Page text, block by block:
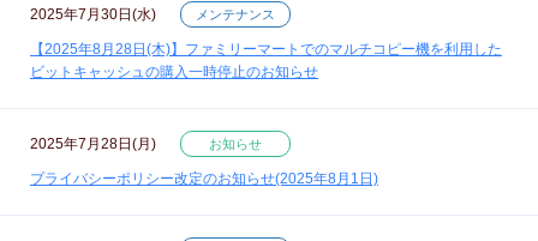
2025年7月30日(水) メンテナンス
【2025年8月28日(木)】ファミリーマートでのマルチコピー機を利用した
ビットキャッシュの購入一時停止のお知らせ
2025年7月28日(月) お知らせ
プライバシーポリシー改定のお知らせ(2025年8月1日)